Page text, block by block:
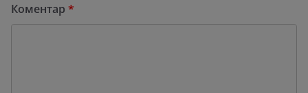
Коментар *